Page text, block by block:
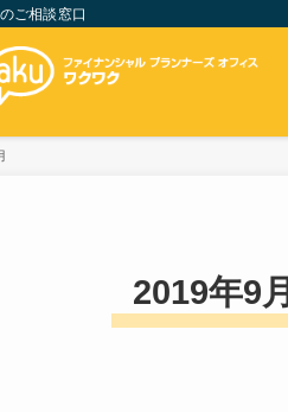
ご相談窓口
2019年9月